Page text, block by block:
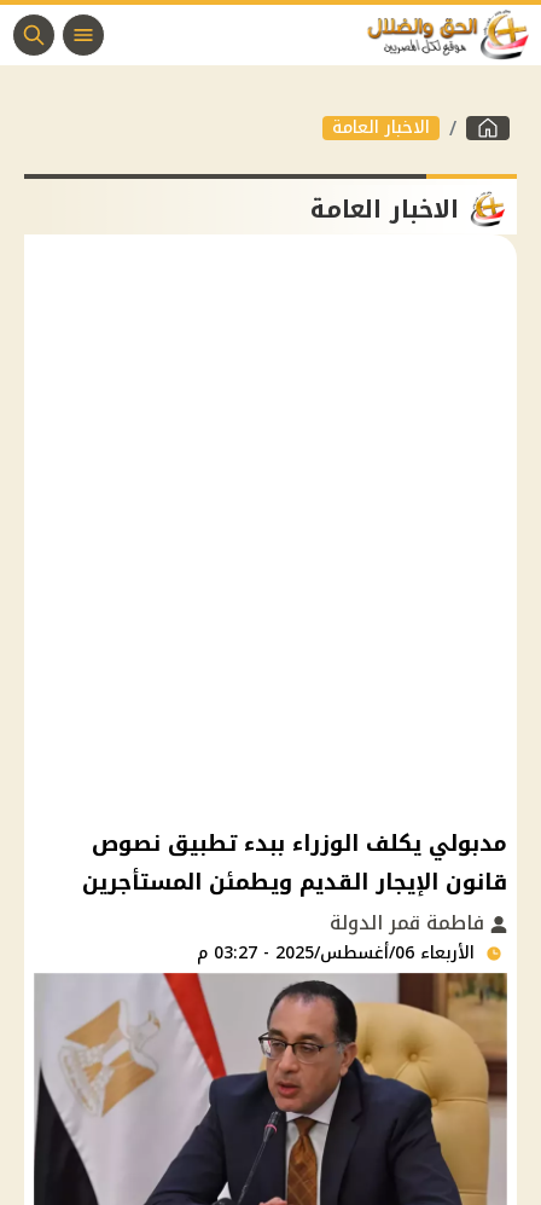
الاخبار العامة
الاخبار العامة
مدبولي يكلف الوزراء ببدء تطبيق نصوص
قانون الإيجار القديم ويطمئن المستأجرين
فاطمة قمر الدولة
الأربعاء 06/أغسطس/2025 - 03:27 م